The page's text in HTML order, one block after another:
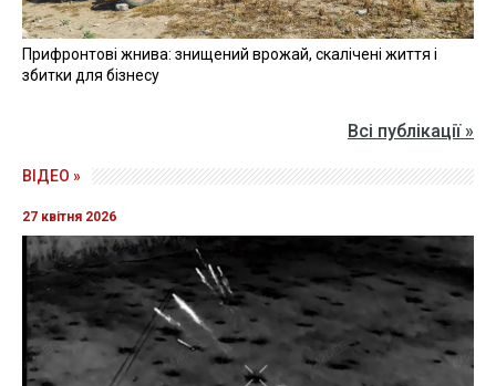
Прифронтові жнива: знищений врожай, скалічені життя і
збитки для бізнесу
Всі публікації »
ВІДЕО »
27 квітня 2026